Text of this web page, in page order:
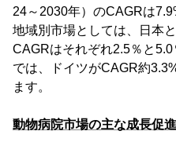
24～2030年）のCAGRは
地域別市場としては、日本
CAGRはそれぞれ2.5％と
では、ドイツがCAGR約
ます。
動物病院市場の主な成長促